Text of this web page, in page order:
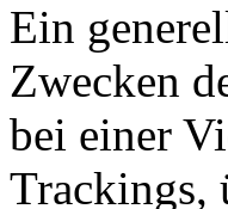
Ein
Zwecken
bei einer
Trackings,